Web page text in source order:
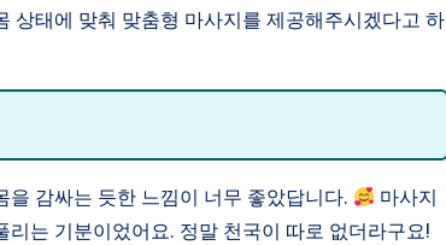
상태에 맞춰 맞춤형 마사지를 제공해주시겠다고 하
감싸는 듯한 느낌이 너무 좋았답니다.
마사지
는 기분이었어요. 정말 천국이 따로 없더라구요!